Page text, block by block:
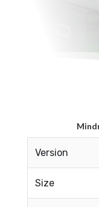
Version
Size